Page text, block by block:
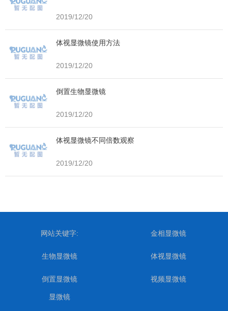
2019/12/20
体视显微镜使用方法
2019/12/20
倒置生物显微镜
2019/12/20
体视显微镜不同倍数观察
2019/12/20
网站关键字: 金相显微镜
生物显微镜 体视显微镜
倒置显微镜 视频显微镜
显微镜